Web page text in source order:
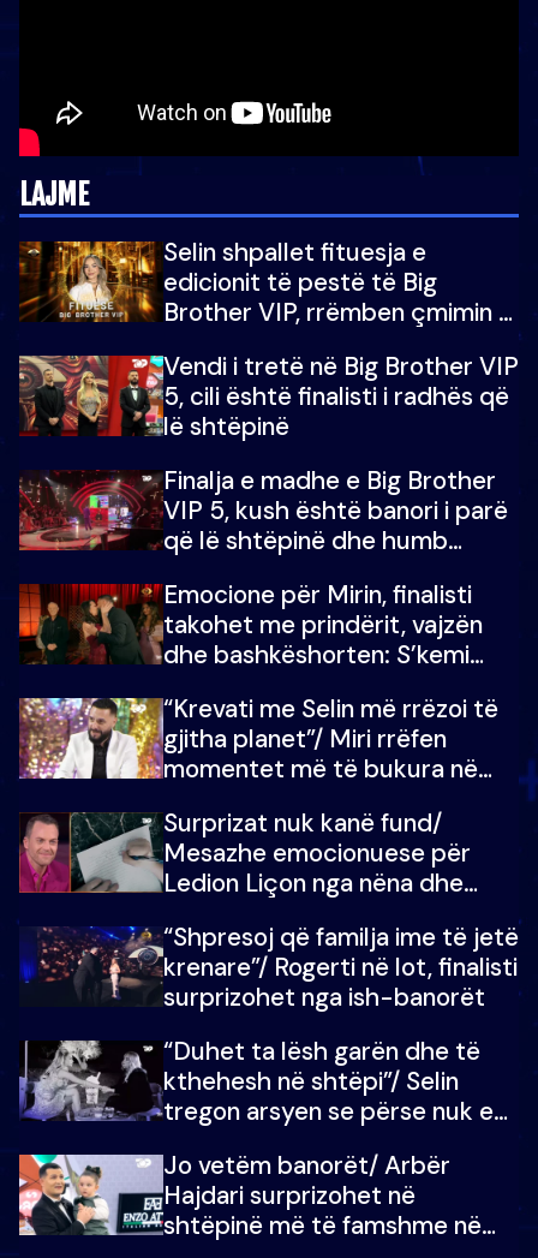
LAJME
Selin shpallet fituesja e
edicionit të pestë të Big
Brother VIP, rrëmben çmimin e
Vendi i tretë në Big Brother VIP
5, cili është finalisti i radhës që
lë shtëpinë
Finalja e madhe e Big Brother
VIP 5, kush është banori i parë
që lë shtëpinë dhe humb
çmimin e madh
Emocione për Mirin, finalisti
takohet me prindërit, vajzën
dhe bashkëshorten: S’kemi
“Krevati me Selin më rrëzoi të
gjitha planet”/ Miri rrëfen
momentet më të bukura në
mungojë zilja e mëngjesit kur…
Surprizat nuk kanë fund/
Mesazhe emocionuese për
Ledion Liçon nga nëna dhe
mban dot lotët: Nuk meritoj…
“Shpresoj që familja ime të jetë
krenare”/ Rogerti në lot, finalisti
surprizohet nga ish-banorët
“Duhet ta lësh garën dhe të
kthehesh në shtëpi”/ Selin
tregon arsyen se përse nuk e
çoja luftën time deri në fund
Jo vetëm banorët/ Arbër
Hajdari surprizohet në
shtëpinë më të famshme në